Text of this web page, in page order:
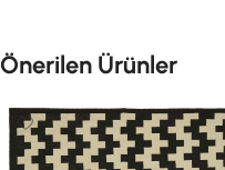
Önerilen Ürünler